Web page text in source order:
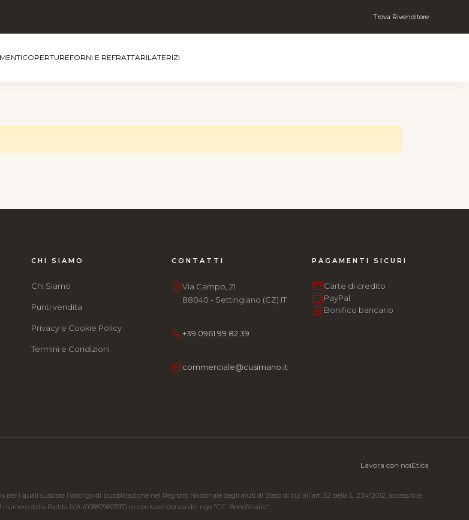
Trova Rivenditore
COPERTUREFORNI E REFRATTARILATERIZI
CHI SIAMO
Chi Siamo
Punti vendita
Privacy e Cookie Policy
Termini e Condizioni
CONTATTI
Via Campo, 21
88040 - Settingiano (CZ) IT
+39 0961 99 82 39
commerciale@cusimano.it
PAGAMENTI SICURI
Carte di credito
PayPal
Bonifico bancario
Lavora con noiEtica
i quali sussiste l'obbligo di pubblicazione nel Registro Nazionale degli aiuti di Stato di cui all'art. 52 della L. 234/2012, accessibile
della Partita IVA (00887960797) in corrispondenza del rigo "C.F. Beneficiario".